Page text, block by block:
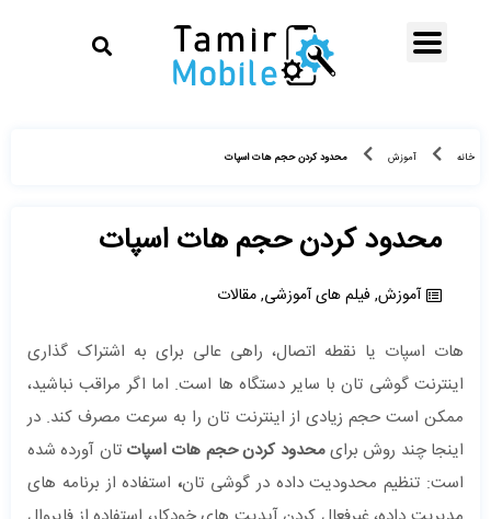
خانه آموزش محدود کردن حجم هات اسپات
محدود کردن حجم هات اسپات
آموزش, فیلم های آموزشی,مقالات
هات اسپات یا نقطه اتصال، راهی عالی برای به اشتراک گذاری
اینترنت گوشی تان با سایر دستگاه ها است. اما اگر مراقب نباشید،
ممکن است حجم زیادی از اینترنت تان را به سرعت مصرف کند. در
اینجا چند روش برایمحدود کردن حجم هات اسپات تان آورده شده
است: تنظیم محدودیت داده در گوشی تان، استفاده از برنامه های